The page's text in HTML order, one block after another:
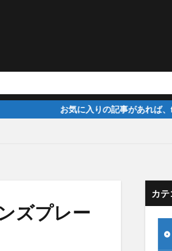
に入りの記事があれば、facebook・
ズプレー
カ